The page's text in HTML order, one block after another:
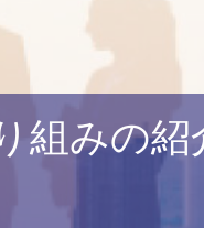
組みの